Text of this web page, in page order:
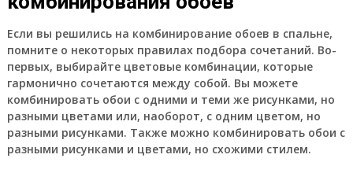
Если вы решились на комбинирование обоев в спальне,
помните о некоторых правилах подбора сочетаний. Во-
первых, выбирайте цветовые комбинации, которые
гармонично сочетаются между собой. Вы можете
комбинировать обои с одними и теми же рисунками, но
разными цветами или, наоборот, с одним цветом, но
разными рисунками. Также можно комбинировать обои с
разными рисунками и цветами, но схожими стилем.